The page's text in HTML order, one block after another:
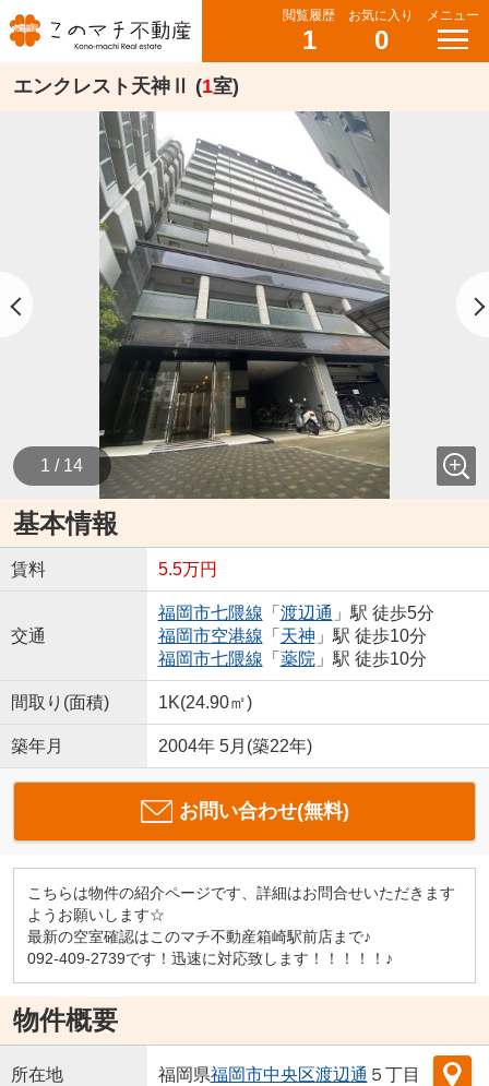
閲覧履歴
1
お気に入り
0
メニュー
エンクレスト天神Ⅱ (1室)
1 / 14
基本情報
賃料 5.5万円
交通
福岡市七隈線 「 渡辺通 」駅 徒歩5分
福岡市空港線 「 天神 」駅 徒歩10分
福岡市七隈線 「 薬院 」駅 徒歩10分
間取り(面積) 1K(24.90㎡)
築年月 2004年 5月(築22年)
お問い合わせ(無料)
こちらは物件の紹介ページです、詳細はお問合せいただきます
ようお願いします☆
最新の空室確認はこのマチ不動産箱崎駅前店まで♪
092-409-2739です！迅速に対応致します！！！！！♪
物件概要
所在地 福岡県福岡市中央区渡辺通 ５丁目